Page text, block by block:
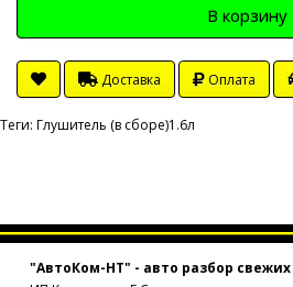
В корзину
Доставка Оплата
Теги: Глушитель (в сборе)1.6л
"АвтоКом-НТ" - авто разбор